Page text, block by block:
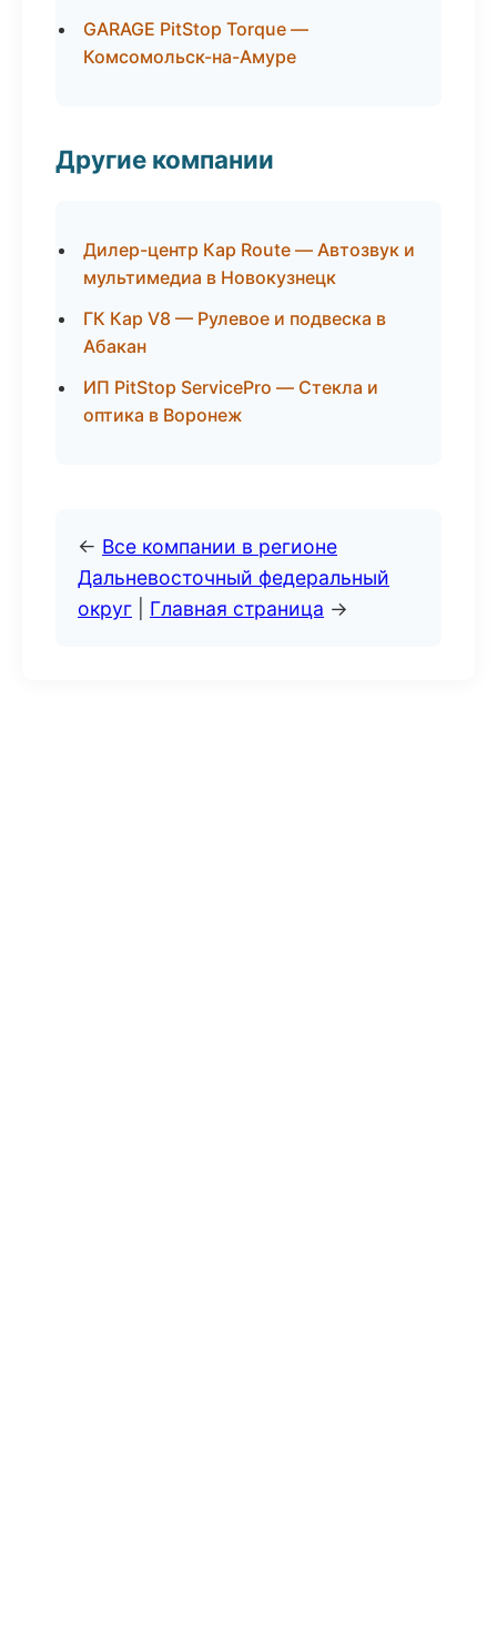
GARAGE PitStop Torque —
Комсомольск-на-Амуре
Другие компании
Дилер-центр Кар Route — Автозвук и
мультимедиа в Новокузнецк
ГК Кар V8 — Рулевое и подвеска в
Абакан
ИП PitStop ServicePro — Стекла и
оптика в Воронеж
← Все компании в регионе
Дальневосточный федеральный
округ
Главная страница →